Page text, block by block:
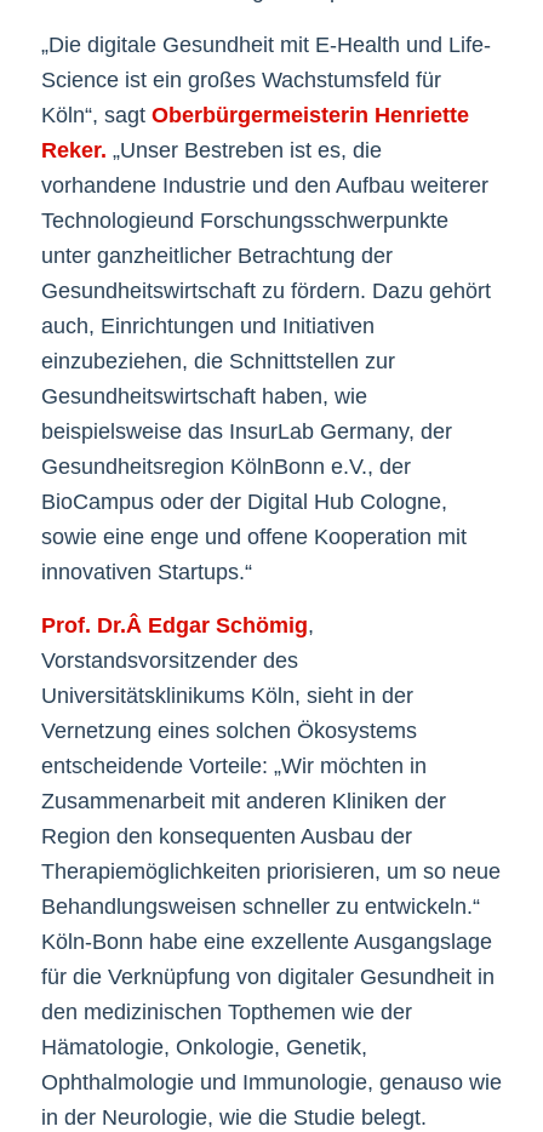
„Die digitale Gesundheit mit E-Health und Life-
Science ist ein großes Wachstumsfeld für
Köln“, sagt Oberbürgermeisterin Henriette
Reker. „Unser Bestreben ist es, die
vorhandene Industrie und den Aufbau weiterer
Technologieund Forschungsschwerpunkte
unter ganzheitlicher Betrachtung der
Gesundheitswirtschaft zu fördern. Dazu gehört
auch, Einrichtungen und Initiativen
einzubeziehen, die Schnittstellen zur
Gesundheitswirtschaft haben, wie
beispielsweise das InsurLab Germany, der
Gesundheitsregion KölnBonn e.V., der
BioCampus oder der Digital Hub Cologne,
sowie eine enge und offene Kooperation mit
innovativen Startups.“
Prof. Dr.Â Edgar Schömig,
Vorstandsvorsitzender des
Universitätsklinikums Köln, sieht in der
Vernetzung eines solchen Ökosystems
entscheidende Vorteile: „Wir möchten in
Zusammenarbeit mit anderen Kliniken der
Region den konsequenten Ausbau der
Therapiemöglichkeiten priorisieren, um so neue
Behandlungsweisen schneller zu entwickeln.“
Köln-Bonn habe eine exzellente Ausgangslage
für die Verknüpfung von digitaler Gesundheit in
den medizinischen Topthemen wie der
Hämatologie, Onkologie, Genetik,
Ophthalmologie und Immunologie, genauso wie
in der Neurologie, wie die Studie belegt.